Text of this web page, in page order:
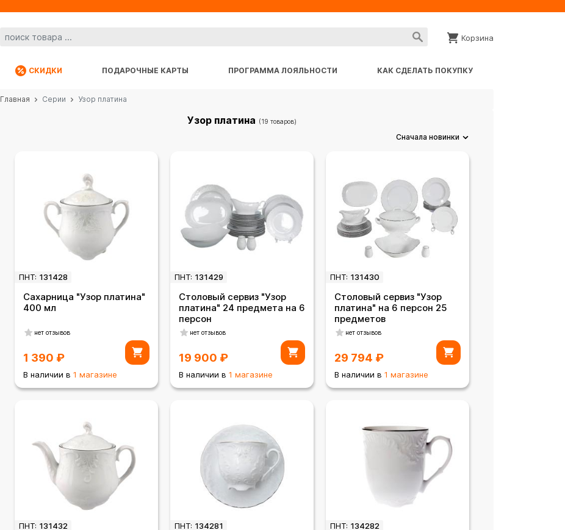
Корзина
СКИДКИ ПОДАРОЧНЫЕ КАРТЫ ПРОГРАММА ЛОЯЛЬНОСТИ КАК СДЕЛАТЬ ПОКУПКУ
Главная Серии Узор платина
Узор платина (19 товаров)
Сначала новинки
ПНТ: 131428
Сахарница "Узор платина"
400 мл
нет отзывов
1 390 ₽
В наличии в 1 магазине
ПНТ: 131429
Столовый сервиз "Узор
платина" 24 предмета на 6
персон
нет отзывов
19 900 ₽
В наличии в 1 магазине
ПНТ: 131430
Столовый сервиз "Узор
платина" на 6 персон 25
предметов
нет отзывов
29 794 ₽
В наличии в 1 магазине
ПНТ: 131432 ПНТ: 134281 ПНТ: 134282